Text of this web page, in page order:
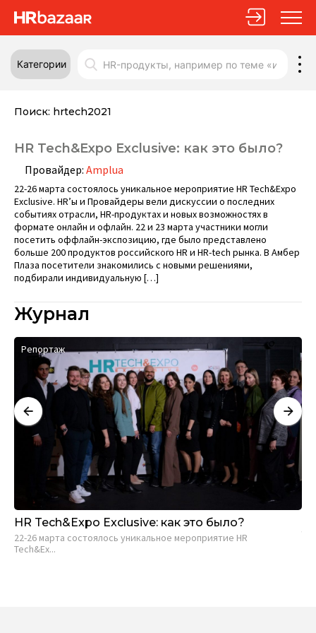
Категории
Поиск: hrtech2021
HR Tech&Expo Exclusive: как это было?
Провайдер: Amplua
22-26 марта состоялось уникальное мероприятие HR Tech&Expo
Exclusive. HR’ы и Провайдеры вели дискуссии о последних
событиях отрасли, HR-продуктах и новых возможностях в
формате онлайн и офлайн. 22 и 23 марта участники могли
посетить оффлайн-экспозицию, где было представлено
больше 200 продуктов российского HR и HR-tech рынка. В Амбер
Плаза посетители знакомились с новыми решениями,
подбирали индивидуальную […]
Журнал
Репортаж
HR Tech&Expo Exclusive: как это было?
22-26 марта состоялось уникальное мероприятие HR
Tech&Ex...